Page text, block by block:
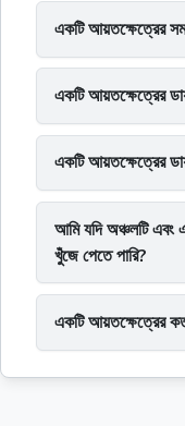
একটি আয়তক্ষেত্রের
একটি আয়তক্ষেত্রের
একটি আয়তক্ষেত্রের
আমি যদি অঞ্চলটি এবং
খুঁজে পেতে পারি?
একটি আয়তক্ষেত্রের